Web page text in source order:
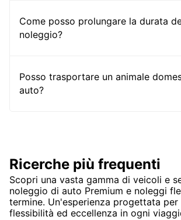
Come posso prolungare la durata
noleggio?
Posso trasportare un animale
auto?
Ricerche più frequenti
Scopri una vasta gamma di veicoli e
noleggio di auto Premium e noleggi
termine. Un'esperienza progettata
flessibilità ed eccellenza in ogni